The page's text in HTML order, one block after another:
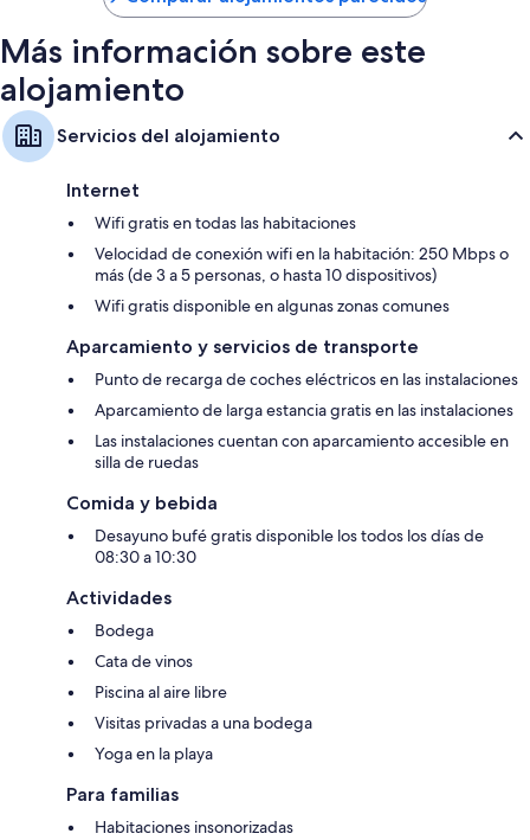
134 €
Más información sobre este
alojamiento
Servicios del alojamiento
Internet
Wifi gratis en todas las habitaciones
Velocidad de conexión wifi en la habitación: 250 Mbps o
más (de 3 a 5 personas, o hasta 10 dispositivos)
Wifi gratis disponible en algunas zonas comunes
Aparcamiento y servicios de transporte
Punto de recarga de coches eléctricos en las instalaciones
Aparcamiento de larga estancia gratis en las instalaciones
Las instalaciones cuentan con aparcamiento accesible en
silla de ruedas
Comida y bebida
Desayuno bufé gratis disponible los todos los días de
08:30 a 10:30
Actividades
Bodega
Cata de vinos
Piscina al aire libre
Visitas privadas a una bodega
Yoga en la playa
Para familias
Habitaciones insonorizadas